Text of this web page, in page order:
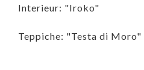
Interieur: "Iroko"
Teppiche: "Testa di Moro"